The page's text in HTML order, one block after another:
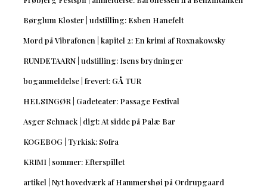
Børglum Kloster | udstilling: Esben Hanefelt
Mord på Vibrafonen | kapitel 2: En krimi af Roxnakowsky
RUNDETAARN | udstilling: Isens brydninger
boganmeldelse | frevert: GÅ TUR
HELSINGØR | Gadeteater: Passage Festival
Asger Schnack | digt: At sidde på Palæ Bar
KOGEBOG | Tyrkisk: Sofra
KRIMI | sommer: Efterspillet
artikel | Nyt hovedværk af Hammershøi på Ordrupgaard